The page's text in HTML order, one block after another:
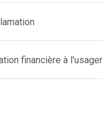
financière à l'usager